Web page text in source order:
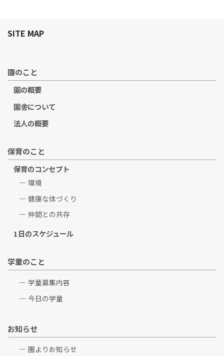
SITE MAP
園のこと
園の概要
園舎について
法人の概要
保育のこと
保育のコンセプト
環境
健康な体づくり
仲間との共存
1日のスケジュール
学童のこと
学童募集内容
今日の学童
お知らせ
園よりお知らせ